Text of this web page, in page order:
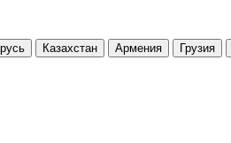
Казахстан Армения Грузия